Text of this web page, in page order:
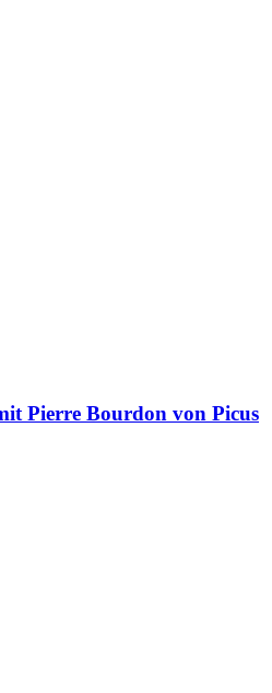
Pierre Bourdon von Picus